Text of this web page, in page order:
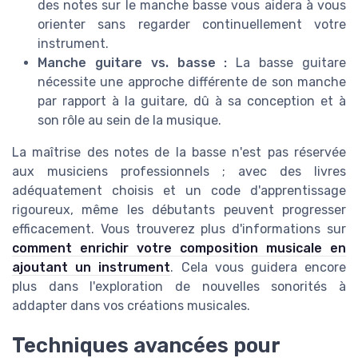
des notes sur le manche basse vous aidera à vous
orienter sans regarder continuellement votre
instrument.
Manche guitare vs. basse : La basse guitare
nécessite une approche différente de son manche
par rapport à la guitare, dû à sa conception et à
son rôle au sein de la musique.
La maîtrise des notes de la basse n'est pas réservée
aux musiciens professionnels ; avec des livres
adéquatement choisis et un code d'apprentissage
rigoureux, même les débutants peuvent progresser
efficacement. Vous trouverez plus d'informations sur
comment enrichir votre composition musicale en
ajoutant un instrument. Cela vous guidera encore
plus dans l'exploration de nouvelles sonorités à
addapter dans vos créations musicales.
Techniques avancées pour